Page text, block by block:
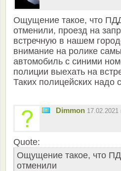
Ощущение такое, что
отменили, проезд на
встречную в нашем
внимание на ролике
автомобиль с синими
полиции выехать на
Таких полицейских надо
Dimmon
Quote:
Ощущение такое, что
отменили